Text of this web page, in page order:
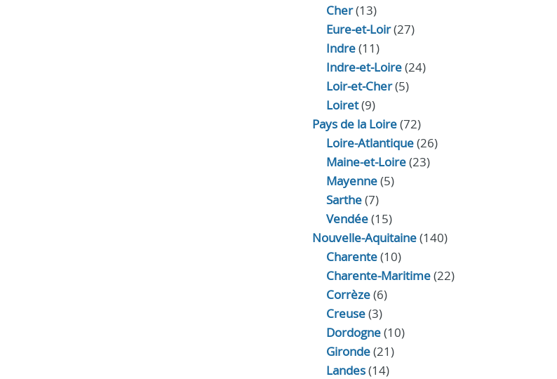
Cher(13)
Eure‑et‑Loir(27)
Indre(11)
Indre‑et‑Loire(24)
Loir‑et‑Cher(5)
Loiret(9)
Pays de la Loire(72)
Loire-Atlantique(26)
Maine-et-Loire(23)
Mayenne(5)
Sarthe(7)
Vendée(15)
Nouvelle-Aquitaine(140)
Charente(10)
Charente-Maritime(22)
Corrèze(6)
Creuse(3)
Dordogne(10)
Gironde(21)
Landes(14)